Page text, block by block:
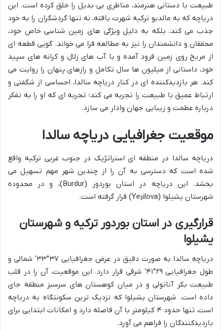
طبیعت با دستانی هنرمند، مناظری بی بدیل را خلق کرده است. این
دریاچه که به مالدیو ترکیه شهرت یافته، نه تنها گردشگران را به خود
جذب می کند، بلکه به دلیل ویژگی های زمین شناسی خاص خود،
محققان و دانشمندان را نیز به مطالعه فرا می خواند. گویی قطعه ای
از مریخ روی زمین فرود آمده و با آب های زلال و کرانه های سپید
خود، داستانی از میلیون ها سال تکامل و رازهای پنهان را روایت می
کند. هر بازدیدکننده ای در کنار دریاچه سالدا، احساسی از شگفتی و
ارتباط عمیق با طبیعت را تجربه می کند؛ تجربه ای که او را به تفکر
درباره عظمت و زیبایی جهان وادار می سازد.
موقعیت جغرافیایی دریاچه سالدا
دریاچه سالدا در منطقه ای استراتژیک در جنوب غربی ترکیه واقع
شده است که دسترسی به آن را از چندین شهر مهم تسهیل می
بخشد. این دریاچه در استان بوردور (Burdur)، و در محدوده
شهرستان یشیلوا (Yeşilova) قرار گرفته است.
قرارگیری در استان بوردور ترکیه و شهرستان
یشیلوا
دریاچه سالدا به صورت دقیق در عرض جغرافیایی ۳۷°۳۳′ شمالی و
طول جغرافیایی ۲۹°۴۱′ شرقی قرار دارد. این موقعیت، آن را در قلب
طبیعت بکر آناتولی و در میان کوهستان های سرسبز منطقه جای
داده است. شهرستان یشیلوا که نزدیک ترین سکونتگاه به دریاچه
است، تنها حدود ۴ کیلومتر با آن فاصله دارد و امکانات ابتدایی برای
بازدیدکنندگان را فراهم می آورد.